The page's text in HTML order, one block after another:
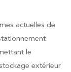
actuelles de
le
extérieur